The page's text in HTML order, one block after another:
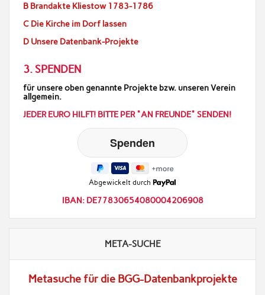
B Brandakte Kliestow 1783-1786
C Die Kirche im Dorf lassen
D Unsere Datenbank-Projekte
3. SPENDEN
für unsere oben genannte Projekte bzw. unseren Verein
allgemein.
JEDER EURO HILFT! BITTE PER "AN FREUNDE" SENDEN!
Abgewickelt durch
IBAN: DE77830654080004206908
META-SUCHE
Metasuche für die BGG-Datenbankprojekte